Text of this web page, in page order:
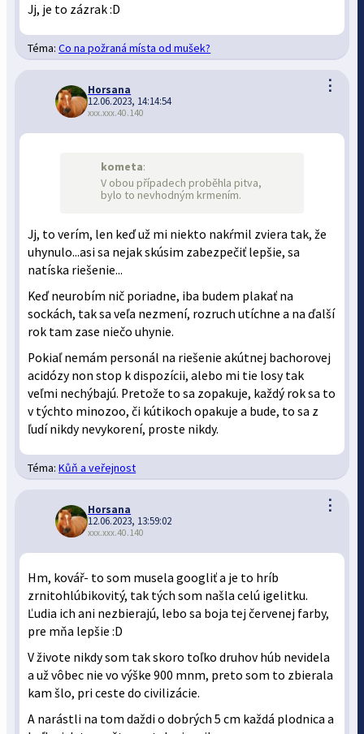
Jj, je to zázrak :D
Téma:Co na požraná místa od mušek?
⋮
Horsana
12.06.2023, 14:14:54
xxx.xxx.40.140
kometa:
V obou případech proběhla pitva,
bylo to nevhodným krmením.
Jj, to verím, len keď už mi niekto nakŕmil zviera tak, že
uhynulo...asi sa nejak skúsim zabezpečiť lepšie, sa
natíska riešenie...
Keď neurobím nič poriadne, iba budem plakať na
sockách, tak sa veľa nezmení, rozruch utíchne a na ďalší
rok tam zase niečo uhynie.
Pokiaľ nemám personál na riešenie akútnej bachorovej
acidózy non stop k dispozícii, alebo mi tie losy tak
veľmi nechýbajú. Pretože to sa zopakuje, každý rok sa to
v týchto minozoo, či kútikoch opakuje a bude, to sa z
ľudí nikdy nevykorení, proste nikdy.
Téma:Kůň a veřejnost
⋮
Horsana
12.06.2023, 13:59:02
xxx.xxx.40.140
Hm, kovář- to som musela googliť a je to hríb
zrnitohlúbikovitý, tak tých som našla celú igelitku.
Ľudia ich ani nezbierajú, lebo sa boja tej červenej farby,
pre mňa lepšie :D
V živote nikdy som tak skoro toľko druhov húb nevidela
a už vôbec nie vo výške 900 mnm, preto som to zbierala
kam šlo, pri ceste do civilizácie.
A narástli na tom daždi o dobrých 5 cm každá plodnica a